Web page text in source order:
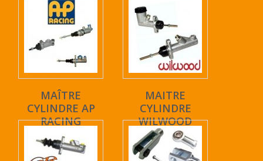
MAÎTRE
CYLINDRE AP
RACING
MAITRE
CYLINDRE
WILWOOD